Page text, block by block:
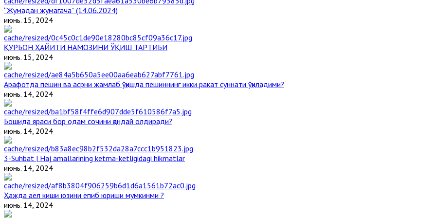
“Жумадан жумагача” (14.06.2024)
июнь. 15, 2024
ҚУРБОН ҲАЙИТИ НАМОЗИНИ ЎҚИШ ТАРТИБИ
июнь. 15, 2024
Арафотда пешин ва асрни жамлаб ўқишда пешиннинг икки ракат суннати ўқиладими?
июнь. 14, 2024
Бошида яраси бор одам сочини қандай олдиради?
июнь. 14, 2024
3-Suhbat | Haj amallarining ketma-ketligidagi hikmatlar
июнь. 14, 2024
Ҳажда аёл киши юзини ёпиб юриши мумкинми ?
июнь. 14, 2024